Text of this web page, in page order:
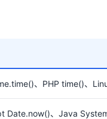
、PHP time()、
Date.now()、Java